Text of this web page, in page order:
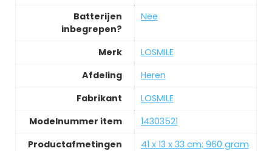
Batterijen
inbegrepen?
‎Nee
Merk
‎LOSMILE
Afdeling
‎Heren
Fabrikant
‎LOSMILE
Modelnummer item
‎14303521
Productafmetingen
‎41 x 13 x 33 cm; 960 gram